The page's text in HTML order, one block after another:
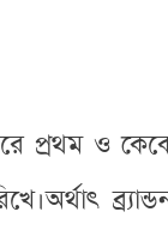
প্রথম ও